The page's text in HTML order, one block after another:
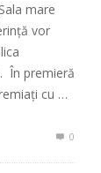
mare
vor
În premieră
cu …
0